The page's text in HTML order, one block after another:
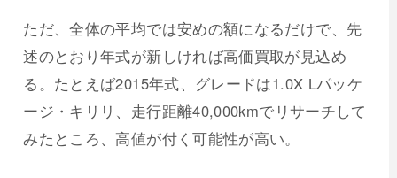
ただ、全体の平均では安めの額になるだけで、先
述のとおり年式が新しければ高価買取が見込め
る。たとえば2015年式、グレードは1.0X Lパッケ
ージ・キリリ、走行距離40,000kmでリサーチして
みたところ、高値が付く可能性が高い。